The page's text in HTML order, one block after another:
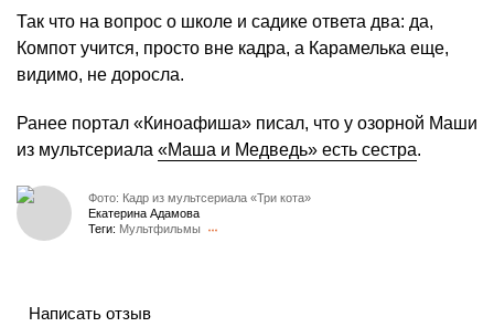
Так что на вопрос о школе и садике ответа два: да,
Компот учится, просто вне кадра, а Карамелька еще,
видимо, не доросла.
Ранее портал «Киноафиша» писал, что у озорной Маши
из мультсериала «Маша и Медведь» есть сестра.
Фото: Кадр из мультсериала «Три кота»
Екатерина Адамова
Теги: Мультфильмы
Написать отзыв